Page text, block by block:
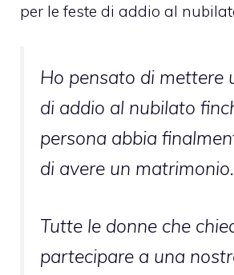
per le feste di addio al
Ho pensato di mettere
di addio al nubilato
persona abbia
di avere un matrimonio.
Tutte le donne che
partecipare a una